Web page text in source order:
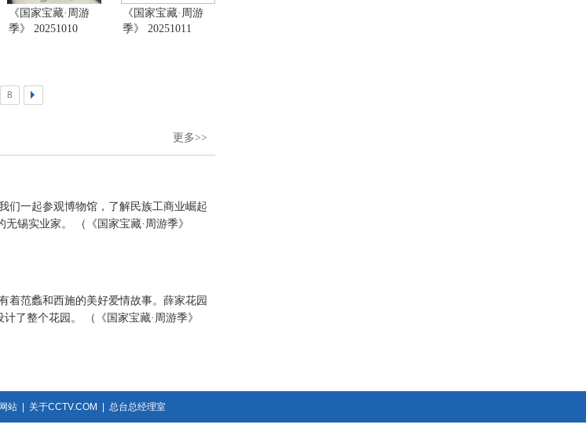
《国家宝藏·周游
季》 20251010
《国家宝藏·周游
季》 20251011
8 >
更多>>
们一起参观博物馆，了解民族工商业崛起
锡实业家。 （《国家宝藏·周游季》
着范蠡和西施的美好爱情故事。薛家花园
了整个花园。 （《国家宝藏·周游季》
站| 关于CCTV.COM 总台总经理室